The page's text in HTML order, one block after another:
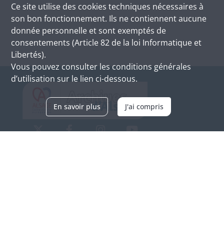
Ce site utilise des cookies techniques nécessaires à
son bon fonctionnement. Ils ne contiennent aucune
donnée personnelle et sont exemptés de
consentements (Article 82 de la loi Informatique et
Libertés).
Vous pouvez consulter les conditions générales
d’utilisation sur le lien ci-dessous.
En savoir plus J'ai compris